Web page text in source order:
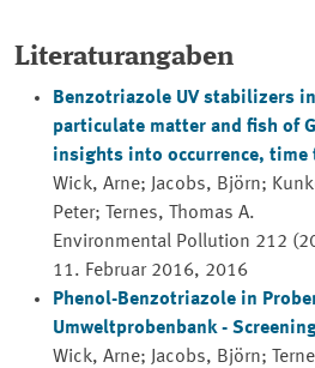
Literaturangaben
Benzotriazole UV stabilizers
particulate matter and fish of
insights into occurrence, time
Wick, Arne; Jacobs, Björn;
Peter; Ternes, Thomas A.
Environmental Pollution 212
11. Februar 2016, 2016
Phenol-Benzotriazole in
Umweltprobenbank -
Wick, Arne; Jacobs, Björn;